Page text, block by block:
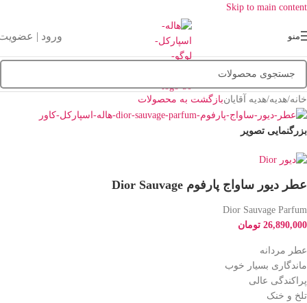
Skip to main content
منو ورود |
خانه/هدیه/هدیه آقایانبازگشت به محصولات
بزرگنمایی تصویر
عطر دیور ساواج پارفوم Dior Sauvage
Dior Sauvage Parfum
26,890,000 تومان
عطر مردانه
ماندگاری بسیار خوب
پراکندگی عالی
تلخ و خنک